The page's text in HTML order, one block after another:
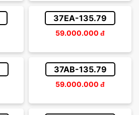
37EA-135.79
59.000.000 đ
37AB-135.79
59.000.000 đ